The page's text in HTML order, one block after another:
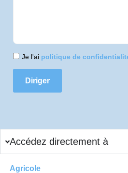
Je l'ai politique de
Diriger
Accédez directement à
Agricole